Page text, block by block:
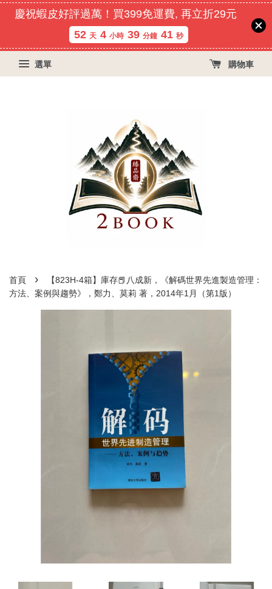
慶祝蝦皮好評過萬！買399免運費, 再立折29元
52 天 4 小時 39 分鐘 40 秒
選單 購物車
首頁 ›
【823H-4箱】庫存📕八成新，《解碼世界先進製造管理：
方法、案例與趨勢》，鄭力、莫莉 著，2014年1月（第1版）